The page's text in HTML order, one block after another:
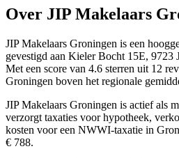
Over JIP Makelaars
JIP Makelaars Groningen is een
gevestigd aan Kieler Bocht 15E, 9723
Met een score van 4.6 sterren uit 12
Groningen boven het regionale
JIP Makelaars Groningen is actief als
verzorgt taxaties voor hypotheek,
kosten voor een NWWI-taxatie in
€ 788.